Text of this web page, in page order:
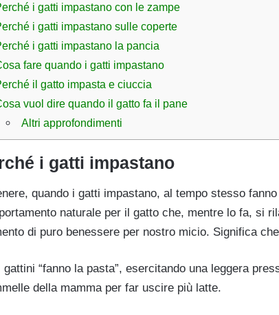
i gatti impastano con le zampe
i gatti impastano sulle coperte
i gatti impastano la pancia
fare quando i gatti impastano
il gatto impasta e ciuccia
vuol dire quando il gatto fa il pane
Altri approfondimenti
i gatti impastano
quando i gatti impastano, al tempo stesso
naturale per il gatto che, mentre lo fa, si
di puro benessere per nostro micio. Significa
gattini “fanno la pasta”, esercitando una leggera
della mamma per far uscire più latte.